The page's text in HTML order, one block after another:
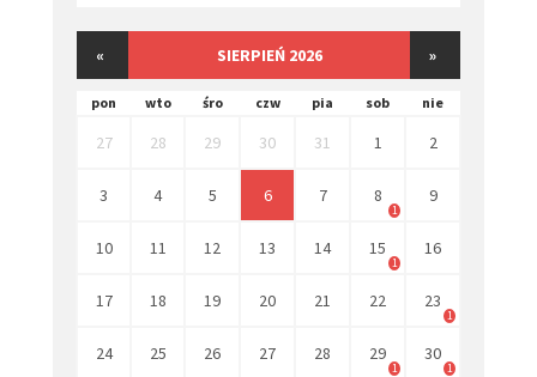
« SIERPIEŃ 2026 »
pon wto śro czw pia sob nie
27 28 29 30 31 1 2
3 4 5 6 7 8
1
9
10 11 12 13 14 15
1
16
17 18 19 20 21 22 23
1
24 25 26 27 28 29
1
30
1